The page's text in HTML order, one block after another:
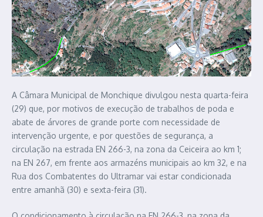
A Câmara Municipal de Monchique divulgou nesta quarta-feira
(29) que, por motivos de execução de trabalhos de poda e
abate de árvores de grande porte com necessidade de
intervenção urgente, e por questões de segurança, a
circulação na estrada EN 266-3, na zona da Ceiceira ao km 1;
na EN 267, em frente aos armazéns municipais ao km 32, e na
Rua dos Combatentes do Ultramar vai estar condicionada
entre amanhã (30) e sexta-feira (31).